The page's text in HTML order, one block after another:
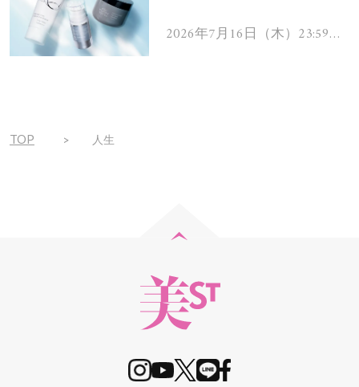
ムを13名様にプレゼン
2026年7月16日（木）23:59ま
TOP 人生